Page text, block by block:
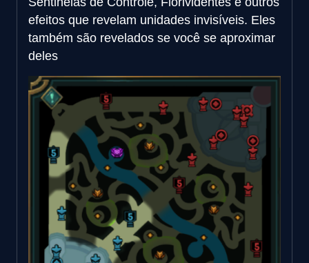
efeitos que revelam unidades invisíveis. Eles
também são revelados se você se aproximar
deles